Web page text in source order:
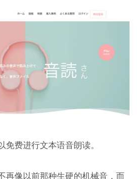
免费进行文本语音朗读。
再像以前那种生硬的机械音，而